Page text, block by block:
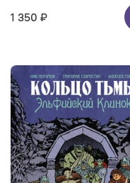
1 350 ₽